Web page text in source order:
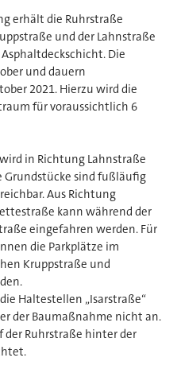
erhält die Ruhrstraße
und der Lahnstraße
Die
und dauern
2021. Hierzu wird die
für voraussichtlich 6
in Richtung Lahnstraße
Grundstücke sind fußläufig
Aus Richtung
kann während der
eingefahren werden. Für
die Parkplätze im
Kruppstraße und
Haltestellen „Isarstraße“
der Baumaßnahme nicht an.
Ruhrstraße hinter der